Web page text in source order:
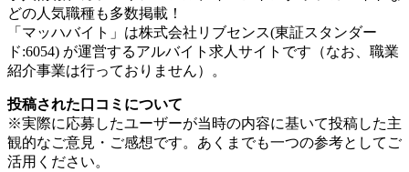
どの人気職種も多数掲載！
「マッハバイト」は株式会社リブセンス(東証スタンダー
ド:6054) が運営するアルバイト求人サイトです（なお、職業
紹介事業は行っておりません）。
投稿された口コミについて
※実際に応募したユーザーが当時の内容に基いて投稿した主
観的なご意見・ご感想です。あくまでも一つの参考としてご
活用ください。